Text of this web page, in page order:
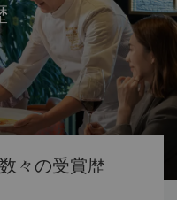
々の受賞歴